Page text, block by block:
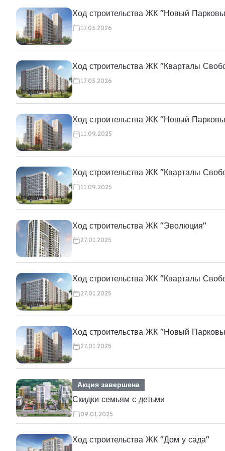
Ход строительства ЖК "Новый
17.03.2026
Ход строительства ЖК "Кварталы
17.03.2026
Ход строительства ЖК "Новый
11.09.2025
Ход строительства ЖК "Кварталы
11.09.2025
Ход строительства ЖК "Эволюция"
27.01.2025
Ход строительства ЖК "Кварталы
27.01.2025
Ход строительства ЖК "Новый
27.01.2025
Акция завершена
Скидки семьям с детьми
09.01.2025
Ход строительства ЖК "Дом у сада"